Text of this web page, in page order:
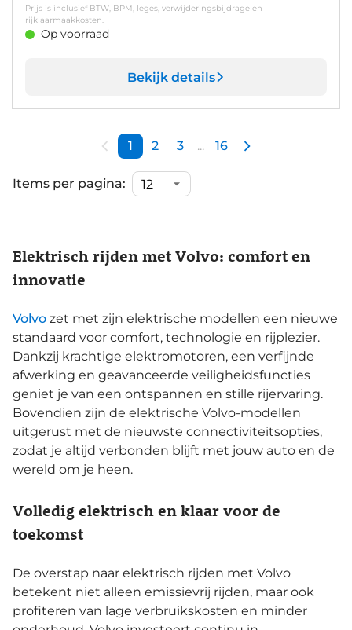
Prijs is inclusief BTW, BPM, leges, verwijderingsbijdrage en
rijklaarmaakkosten.
Op voorraad
Bekijk details
1 2 3 ... 16
Items per pagina:
Elektrisch rijden met Volvo: comfort en
innovatie
Volvo zet met zijn elektrische modellen een nieuwe
standaard voor comfort, technologie en rijplezier.
Dankzij krachtige elektromotoren, een verfijnde
afwerking en geavanceerde veiligheidsfuncties
geniet je van een ontspannen en stille rijervaring.
Bovendien zijn de elektrische Volvo-modellen
uitgerust met de nieuwste connectiviteitsopties,
zodat je altijd verbonden blijft met jouw auto en de
wereld om je heen.
Volledig elektrisch en klaar voor de
toekomst
De overstap naar elektrisch rijden met Volvo
betekent niet alleen emissievrij rijden, maar ook
profiteren van lage verbruikskosten en minder